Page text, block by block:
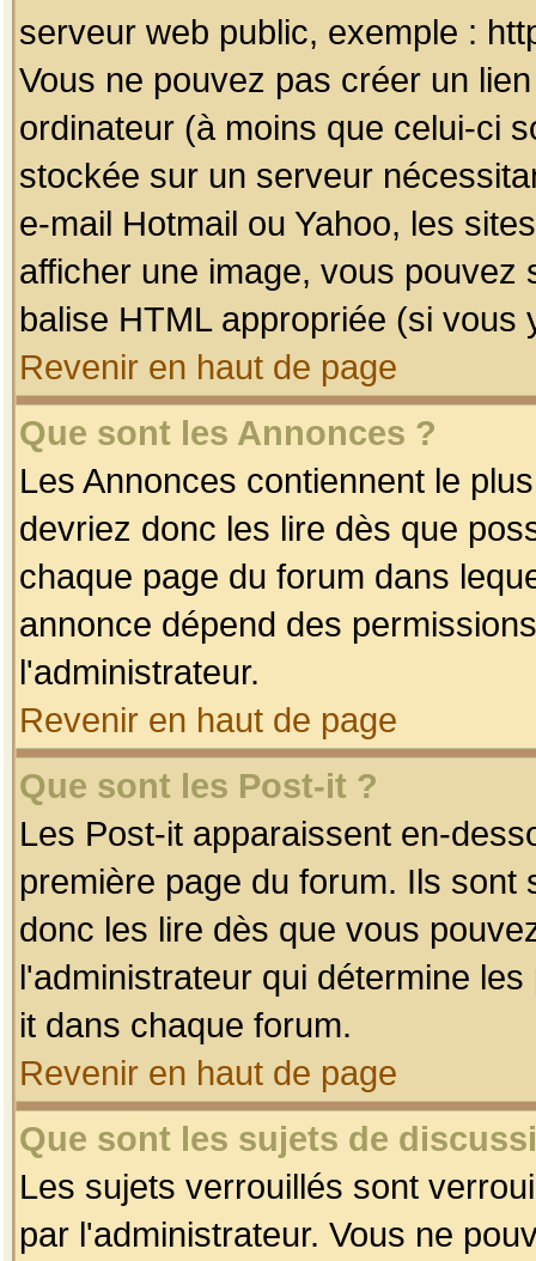
serveur web public, exemple :
Vous ne pouvez pas créer un
ordinateur (à moins que celui-ci
stockée sur un serveur
e-mail Hotmail ou Yahoo, les
afficher une image, vous pouvez
balise HTML appropriée (si vous
Revenir en haut de page
Que sont les Annonces ?
Les Annonces contiennent le
devriez donc les lire dès que
chaque page du forum dans
annonce dépend des
l'administrateur.
Revenir en haut de page
Que sont les Post-it ?
Les Post-it apparaissent en-
première page du forum. Ils
donc les lire dès que vous
l'administrateur qui détermine
it dans chaque forum.
Revenir en haut de page
Que sont les sujets de
Les sujets verrouillés sont
par l'administrateur. Vous ne